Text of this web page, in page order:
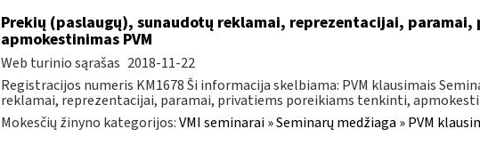
Prekių (paslaugų), sunaudotų reklamai, reprezentacijai,
apmokestinimas PVM
Web turinio sąrašas 2018-11-22
Registracijos numeris KM1678 Ši informacija skelbiama: PVM klausimais
reklamai, reprezentacijai, paramai, privatiems poreikiams tenkinti,
Mokesčių žinyno kategorijos:VMI seminarai » Seminarų medžiaga » PVM